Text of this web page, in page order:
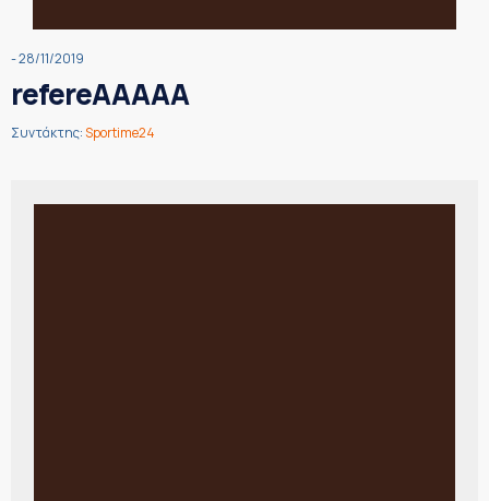
- 28/11/2019
refereAAAAA
Συντάκτης:Sportime24